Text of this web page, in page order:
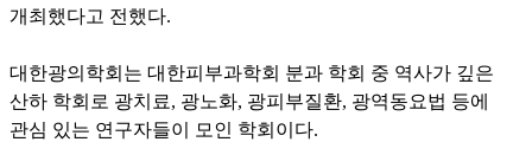
개최했다고 전했다.
대한광의학회는 대한피부과학회 분과 학회 중 역사가 깊은
산하 학회로 광치료, 광노화, 광피부질환, 광역동요법 등에
관심 있는 연구자들이 모인 학회이다.